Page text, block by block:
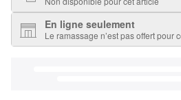
En ligne seulement
Le ramassage n’est pas offert pour